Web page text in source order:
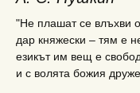
"Не плашат се влъхви
дар княжески – тям е
езикът им вещ е
и с волята божия